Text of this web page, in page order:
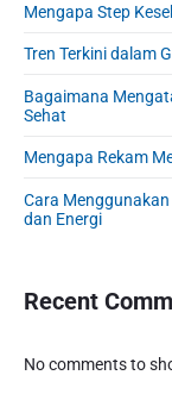
i
d
b
a
r
Mengapa Step
Tren Terkini dalam
Bagaimana
Sehat
Mengapa Rekam
Cara
dan Energi
Recent
No comments to